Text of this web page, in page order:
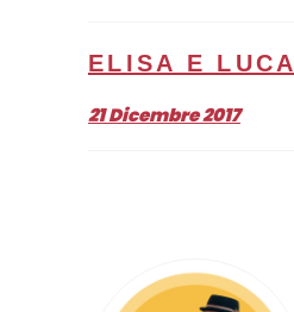
ELISA E LUCA
21 Dicembre 2017